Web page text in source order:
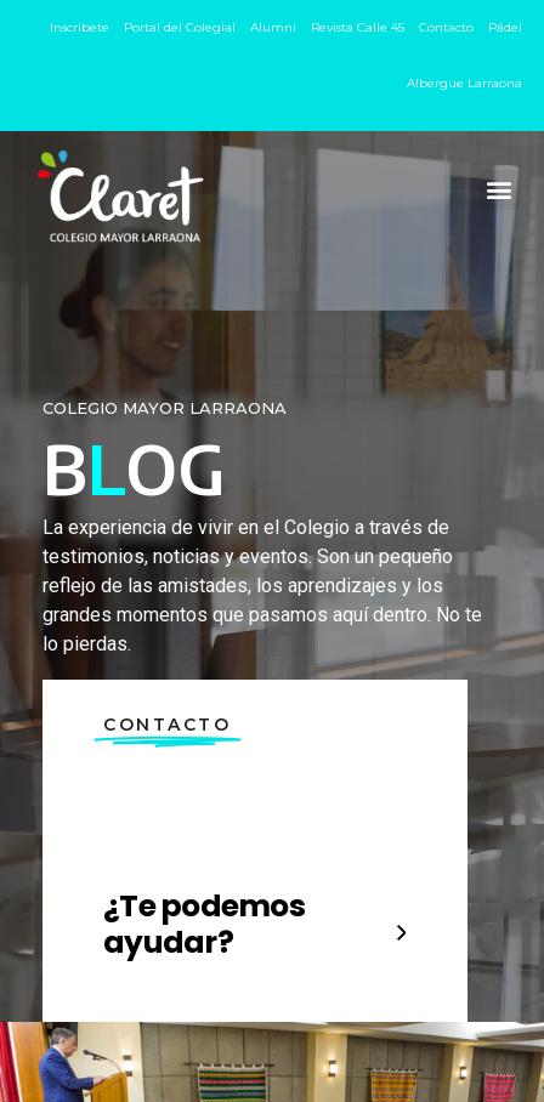
Inscríbete Portal del Colegial Alumni Revista Calle 45 Contacto Pádel
Albergue Larraona
COLEGIO MAYOR LARRAONA
BLOG
La experiencia de vivir en el Colegio a través de
testimonios, noticias y eventos. Son un pequeño
reflejo de las amistades, los aprendizajes y los
grandes momentos que pasamos aquí dentro. No te
lo pierdas.
CONTACTO
¿Te podemos
ayudar?